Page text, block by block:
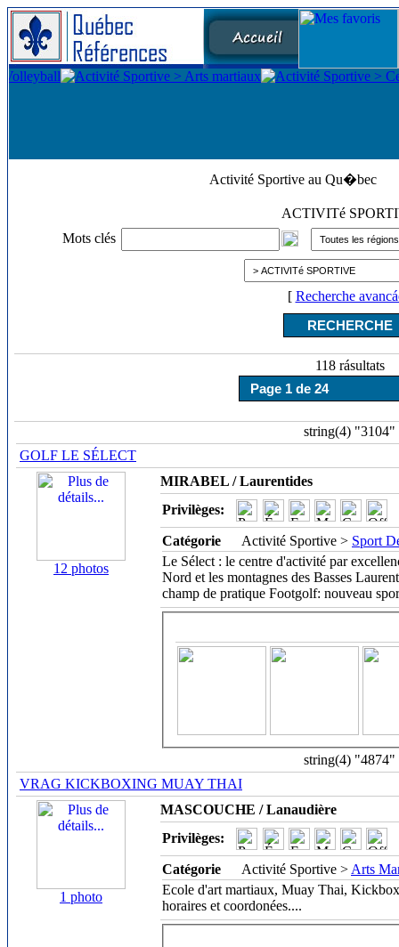
Activité Sportive au Qu�bec
ACTIVITé
Mots clés
[ Recherche
118 rásultats
string(4) "3104"
GOLF LE SÉLECT
12 photos
MIRABEL / Laurentides
Privilèges:
Catégorie Activité Sportive > Sport
Le Sélect : le centre d'activité par
Nord et les montagnes des Basses
champ de pratique Footgolf: nouveau
string(4) "4874"
VRAG KICKBOXING MUAY THAI
1 photo
MASCOUCHE / Lanaudière
Privilèges:
Catégorie Activité Sportive > Arts
Ecole d'art martiaux, Muay Thai,
horaires et coordonées....